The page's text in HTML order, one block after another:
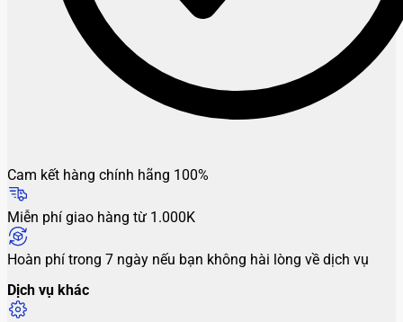
Cam kết hàng chính hãng 100%
Miễn phí giao hàng từ 1.000K
Hoàn phí trong 7 ngày nếu bạn không hài lòng về dịch vụ
Dịch vụ khác